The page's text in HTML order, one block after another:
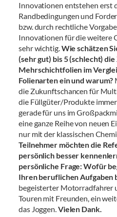
Innovationen entstehen erst
Randbedingungen und
bzw. durch rechtliche
Innovationen für die weitere
sehr wichtig.Wie schätzen
(sehr gut) bis 5 (schlecht)
Mehrschichtfolien im
Folienarten ein und warum?
die Zukunftschancen für
die Füllgüter/Produkte
gerade für uns im
eine ganze Reihe von neuen
nur mit der klassischen
Teilnehmer möchten die
persönlich besser
persönliche Frage: Wofür
Ihren beruflichen Aufgaben
begeisterter Motorradfahrer
Touren mit Freunden, ein
das Joggen.Vielen Dank.